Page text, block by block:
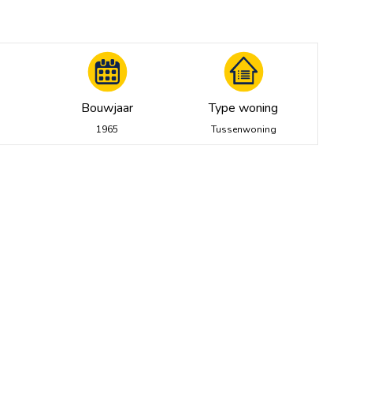
Bouwjaar
1965
Type woning
Tussenwoning